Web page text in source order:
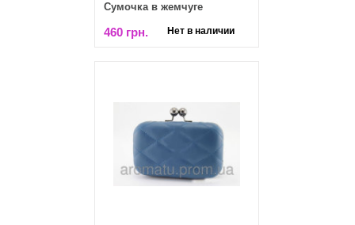
Сумочка в жемчуге
460 грн. Нет в наличии